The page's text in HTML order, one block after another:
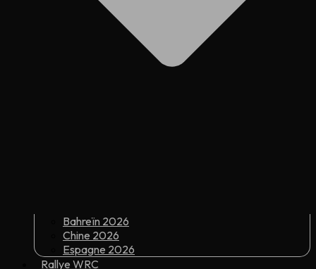
Bahreïn 2026
Chine 2026
Espagne 2026
Rallye WRC